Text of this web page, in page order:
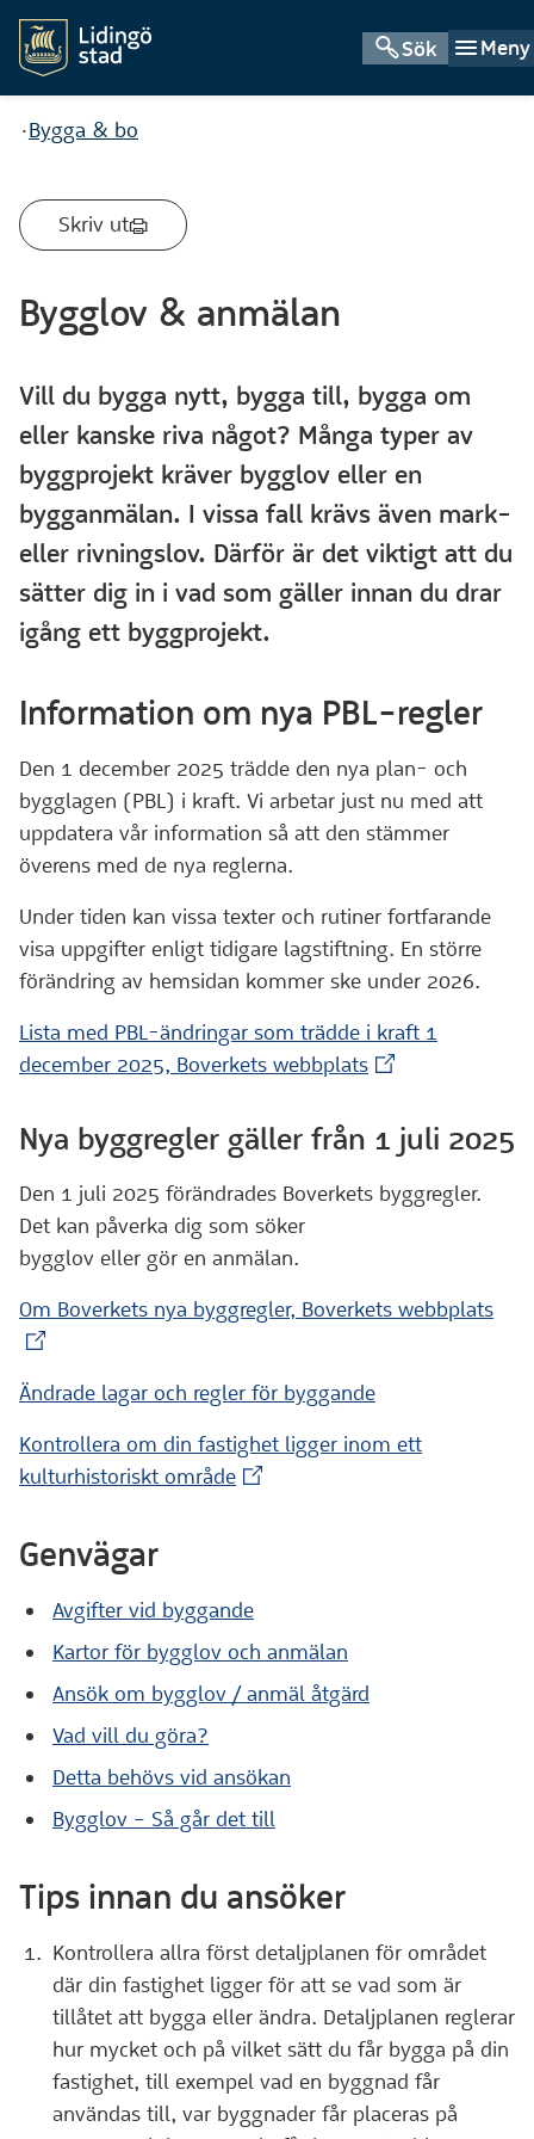
Sök Meny
Du är här:
Bygga & bo
Skriv ut
Bygglov & anmälan
Vill du bygga nytt, bygga till, bygga om
eller kanske riva något? Många typer av
byggprojekt kräver bygglov eller en
bygganmälan. I vissa fall krävs även mark-
eller rivningslov. Därför är det viktigt att du
sätter dig in i vad som gäller innan du drar
igång ett byggprojekt.
Information om nya PBL-regler
Den 1 december 2025 trädde den nya plan- och
bygglagen (PBL) i kraft. Vi arbetar just nu med att
uppdatera vår information så att den stämmer
överens med de nya reglerna.
Under tiden kan vissa texter och rutiner fortfarande
visa uppgifter enligt tidigare lagstiftning. En större
förändring av hemsidan kommer ske under 2026.
Lista med PBL-ändringar som trädde i kraft 1
december 2025, Boverkets webbplats(Extern
Nya byggregler gäller från 1 juli 2025
Den 1 juli 2025 förändrades Boverkets byggregler.
Det kan påverka dig som söker
bygglov eller gör en anmälan.
Om Boverkets nya byggregler, Boverkets webbplats
Ändrade lagar och regler för byggande
Kontrollera om din fastighet ligger inom ett
kulturhistoriskt område(Extern webbplats)
Genvägar
Avgifter vid byggande
Kartor för bygglov och anmälan
Ansök om bygglov / anmäl åtgärd
Vad vill du göra?
Detta behövs vid ansökan
Bygglov – Så går det till
Tips innan du ansöker
Kontrollera allra först detaljplanen för området
där din fastighet ligger för att se vad som är
tillåtet att bygga eller ändra. Detaljplanen reglerar
hur mycket och på vilket sätt du får bygga på din
fastighet, till exempel vad en byggnad får
användas till, var byggnader får placeras på